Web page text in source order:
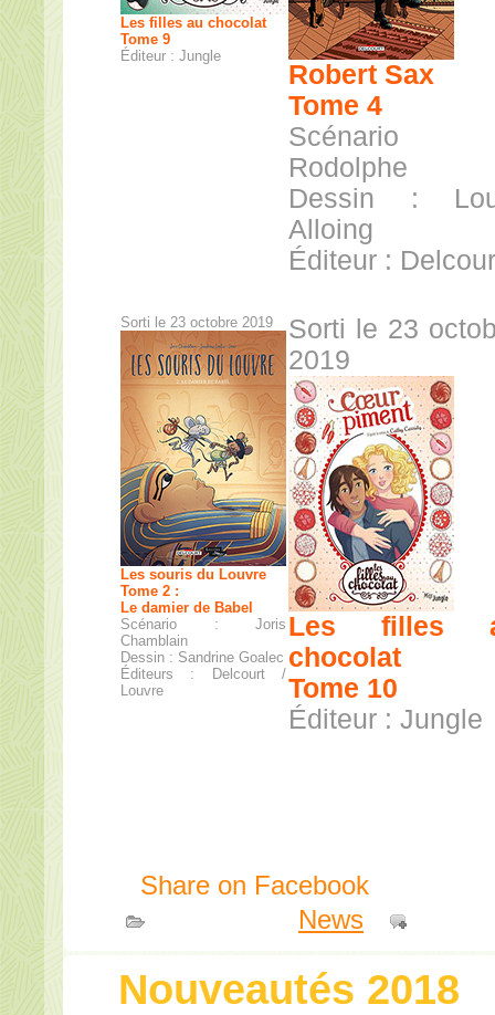
Les filles au chocolat
Tome 9
Éditeur : Jungle
Robert Sax
Tome 4
Rodolphe
Dessin :
Alloing
Éditeur :
Sorti le 23 octobre 2019
Les souris du Louvre
Tome 2 :
Le damier de Babel
Scénario : Joris
Chamblain
Dessin : Sandrine Goalec
Éditeurs : Delcourt /
Louvre
Sorti le 23
2019
Les filles
chocolat
Tome 10
Éditeur : Jungle
Share on Facebook
News
Nouveautés 2018